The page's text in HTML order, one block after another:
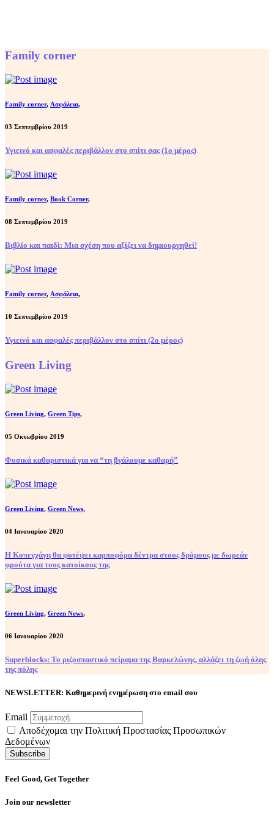
Family corner
Family corner, Ασφάλεια,
03 Σεπτεμβρίου 2019
Υγιεινό και ασφαλές περιβάλλον στο σπίτι σας (1ο μέρος)
Family corner, Book Corner,
08 Σεπτεμβρίου 2019
Βιβλίο και παιδί: Μια σχέση που αξίζει να δημιουργηθεί!
Family corner, Ασφάλεια,
10 Σεπτεμβρίου 2019
Υγιεινό και ασφαλές περιβάλλον στο σπίτι (2ο μέρος)
Green Living
Green Living, Green Tips,
05 Οκτωβρίου 2019
Φυσικά καθαριστικά για να “τη βγάλουμε καθαρή”
Green Living, Green News,
04 Ιανουαρίου 2020
Η Κοπεγχάγη θα φυτέψει καρποφόρα δέντρα στους δρόμους με δωρεάν
φρούτα για τους κατοίκους της
Green Living, Green News,
06 Ιανουαρίου 2020
Superblocks: Το ριζοσπαστικό πείραμα της Βαρκελώνης, αλλάζει τη ζωή όλης
της πόλης
NEWSLETTER: Καθημερινή ενημέρωση στο email σου
Email
Αποδέχομαι την Πολιτική Προστασίας Προσωπικών
Δεδομένων
Feel Good, Get Together
Join our newsletter